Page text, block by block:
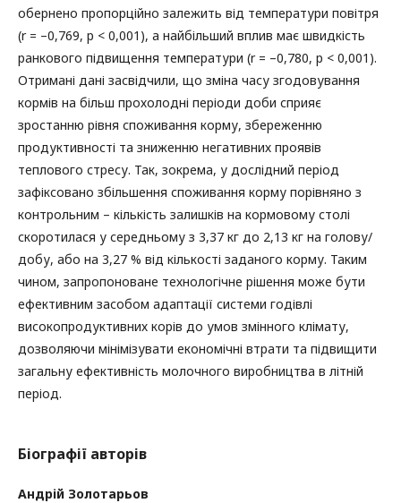
обернено пропорційно залежить від температури повітря
(r = –0,769, p < 0,001), а найбільший вплив має швидкість
ранкового підвищення температури (r = –0,780, p < 0,001).
Отримані дані засвідчили, що зміна часу згодовування
кормів на більш прохолодні періоди доби сприяє
зростанню рівня споживання корму, збереженню
продуктивності та зниженню негативних проявів
теплового стресу. Так, зокрема, у дослідний період
зафіксовано збільшення споживання корму порівняно з
контрольним – кількість залишків на кормовому столі
скоротилася у середньому з 3,37 кг до 2,13 кг на голову/
добу, або на 3,27 % від кількості заданого корму. Таким
чином, запропоноване технологічне рішення може бути
ефективним засобом адаптації системи годівлі
високопродуктивних корів до умов змінного клімату,
дозволяючи мінімізувати економічні втрати та підвищити
загальну ефективність молочного виробництва в літній
період.
Біографії авторів
Андрій Золотарьов